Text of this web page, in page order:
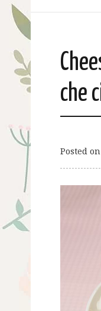
che
Posted on